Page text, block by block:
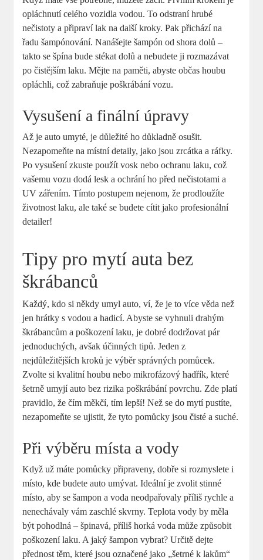
opláchnutí celého vozidla vodou. To odstraní hrubé
nečistoty a připraví lak na další kroky. Pak přichází na
řadu šampónování. Nanášejte šampón od shora dolů –
takto se špína bude stékat dolů a nebudete ji rozmazávat
po čistějším laku. Mějte na paměti, abyste občas houbu
opláchli, což zabraňuje poškrábání vozu.
Vysušení a finální úpravy
Až je auto umyté, je důležité ho důkladně osušit.
Nezapomeňte na místní detaily, jako jsou zrcátka a ráfky.
Po vysušení zkuste použít vosk nebo ochranu laku, což
vašemu vozu dodá lesk a ochrání ho před nečistotami a
UV zářením. Tímto postupem nejenom, že prodloužíte
životnost laku, ale také se budete cítit jako profesionální
detailer!
Tipy pro mytí auta bez
škrábanců
Každý, kdo si někdy umyl auto, ví, že je to více věda než
jen hrátky s vodou a hadicí. Abyste se vyhnuli drahým
škrábancům a poškození laku, je dobré dodržovat pár
jednoduchých, avšak účinných tipů. Jeden z
nejdůležitějších kroků je výběr správných pomůcek.
Zvolte si kvalitní houbu nebo mikrofázový hadřík, které
šetrně umyjí auto bez rizika poškrábání povrchu. Zde platí
pravidlo, že čím měkčí, tím lepší! Než se do mytí pustíte,
nezapomeňte se ujistit, že tyto pomůcky jsou čisté a suché.
Při výběru místa a vody
Když už máte pomůcky připraveny, dobře si rozmyslete i
místo, kde budete auto umývat. Ideální je zvolit stinné
místo, aby se šampon a voda neodpařovaly příliš rychle a
nenechávaly vám zaschlé skvrny. Teplota vody by měla
být pohodlná – špinavá, příliš horká voda může způsobit
poškození laku. A jaký šampon vybrat? Určitě dejte
přednost těm, které jsou označené jako „šetrné k lakům“